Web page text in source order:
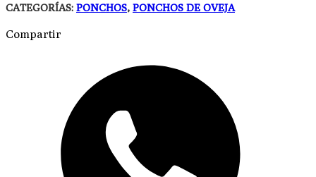
CATEGORÍAS: PONCHOS, PONCHOS DE OVEJA
Compartir